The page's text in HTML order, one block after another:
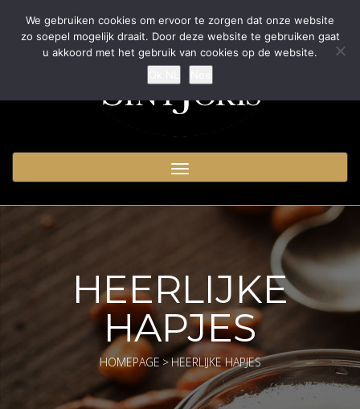
Toggle
navigation
HEERLIJKE
HAPJES
HOMEPAGE >HEERLIJKE HAPJES
We gebruiken cookies om ervoor te zorgen dat onze website
zo soepel mogelijk draait. Door deze website te gebruiken gaat
u akkoord met het gebruik van cookies op de website.